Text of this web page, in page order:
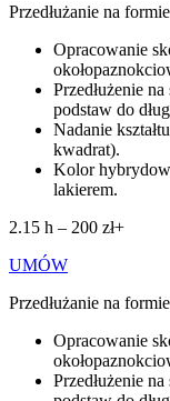
Przedłużanie na
Opracowanie
Przedłużenie
podstaw do
Nadanie
kwadrat).
Kolor
lakierem.
2.15 h – 200 zł+
UMÓW
Przedłużanie na
Opracowanie
Przedłużenie